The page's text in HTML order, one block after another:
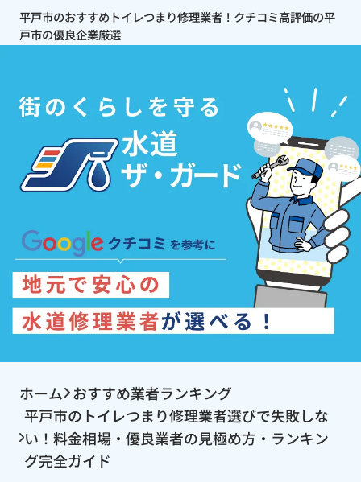
平戸市のおすすめトイレつまり修理業者！クチコミ高評価の平
戸市の優良企業厳選
ホーム おすすめ業者ランキング
平戸市のトイレつまり修理業者選びで失敗しな
い！料金相場・優良業者の見極め方・ランキン
グ完全ガイド